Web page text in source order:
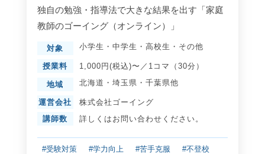
独自の勉強・指導法で大きな結果を出す「家庭
教師のゴーイング（オンライン）」
対象 小学生 ・ 中学生 ・ 高校生 ・ その他
授業料 1,000円(税込)〜／1コマ（30分）
地域 北海道 ・ 埼玉県 ・ 千葉県他
運営会社
株式会社ゴーイング
講師数
詳しくはお問い合わせください。
#受験対策 #学力向上 #苦手克服
#不登校